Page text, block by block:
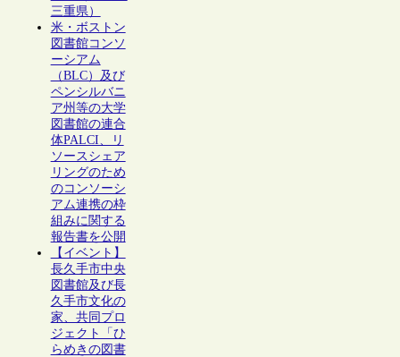
三重県）
米・ボストン
図書館コンソ
ーシアム
（BLC）及び
ペンシルバニ
ア州等の大学
図書館の連合
体PALCI、リ
ソースシェア
リングのため
のコンソーシ
アム連携の枠
組みに関する
報告書を公開
【イベント】
長久手市中央
図書館及び長
久手市文化の
家、共同プロ
ジェクト「ひ
らめきの図書